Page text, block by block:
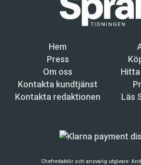
Hem
Press
Om oss
Kontakta kundtjänst
Kontakta redaktionen
Läs
Chefredaktör och ansvarig utgivare: